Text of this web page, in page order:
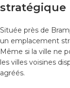
stratégique
Située près de
un emplacement
Même si la ville ne
les villes voisines
agréés.